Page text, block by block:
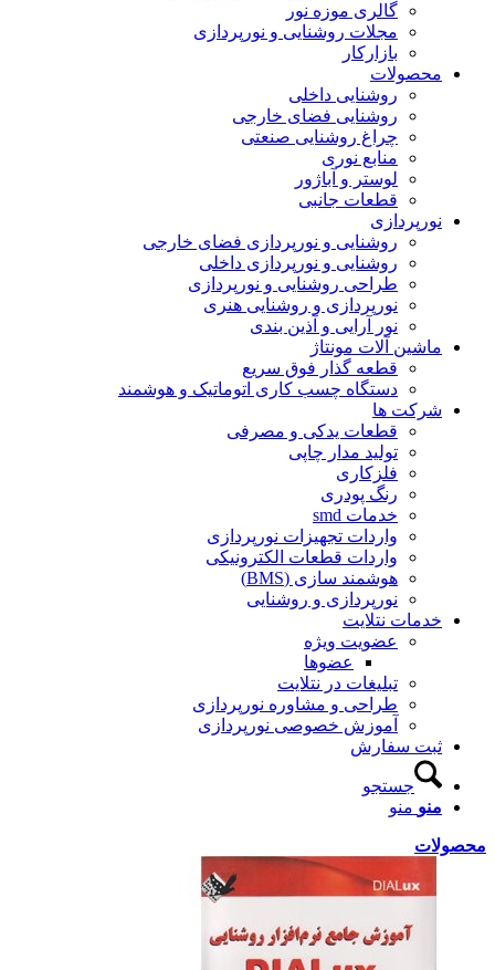
گالری موزه نور
مجلات روشنایی و نورپردازی
بازارکار
محصولات
روشنایی داخلی
روشنایی فضای خارجی
چراغ روشنایی صنعتی
منابع نوری
لوستر و آباژور
قطعات جانبی
نورپردازی
روشنایی و نورپردازی فضای خارجی
روشنایی و نورپردازی داخلی
طراحی روشنایی و نورپردازی
نورپردازی و روشنایی هنری
نور آرایی و آذین بندی
ماشین آلات مونتاژ
قطعه گذار فوق سریع
دستگاه چسب کاری اتوماتیک و هوشمند
شرکت ها
قطعات یدکی و مصرفی
تولید مدار چاپی
فلزکاری
رنگ پودری
خدمات smd
واردات تجهیزات نورپردازی
واردات قطعات الکترونیکی
هوشمند سازی (BMS)
نورپردازی و روشنایی
خدمات نتلایت
عضویت ویژه
عضوها
تبلیغات در نتلایت
طراحی و مشاوره نورپردازی
آموزش خصوصی نورپردازی
ثبت سفارش
جستجو
منو منو
محصولات